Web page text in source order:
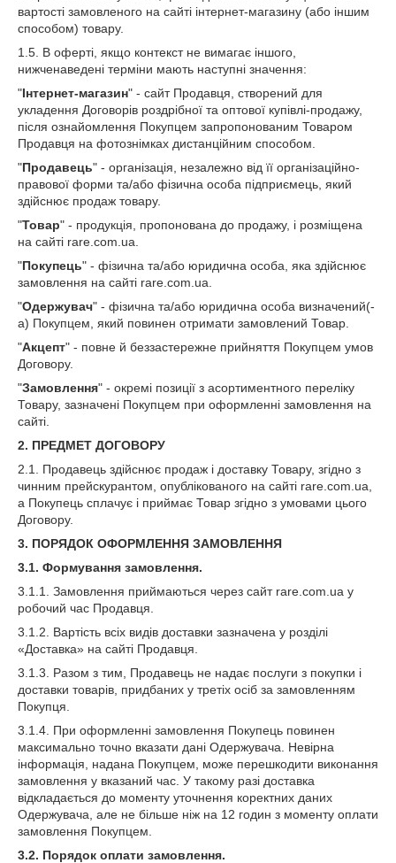
вартості замовленого на сайті інтернет-магазину (або іншим
способом) товару.
1.5. В оферті, якщо контекст не вимагає іншого,
нижченаведені терміни мають наступні значення:
"Інтернет-магазин" - сайт Продавця, створений для
укладення Договорів роздрібної та оптової купівлі-продажу,
після ознайомлення Покупцем запропонованим Товаром
Продавця на фотознімках дистанційним способом.
"Продавець" - організація, незалежно від її організаційно-
правової форми та/або фізична особа підприємець, який
здійснює продаж товару.
"Товар" - продукція, пропонована до продажу, і розміщена
на сайті rare.com.ua.
"Покупець" - фізична та/або юридична особа, яка здійснює
замовлення на сайті rare.com.ua.
"Одержувач" - фізична та/або юридична особа визначений(-
а) Покупцем, який повинен отримати замовлений Товар.
"Акцепт" - повне й беззастережне прийняття Покупцем умов
Договору.
"Замовлення" - окремі позиції з асортиментного переліку
Товару, зазначені Покупцем при оформленні замовлення на
сайті.
2. ПРЕДМЕТ ДОГОВОРУ
2.1. Продавець здійснює продаж і доставку Товару, згідно з
чинним прейскурантом, опублікованого на сайті rare.com.ua,
а Покупець сплачує і приймає Товар згідно з умовами цього
Договору.
3. ПОРЯДОК ОФОРМЛЕННЯ ЗАМОВЛЕННЯ
3.1. Формування замовлення.
3.1.1. Замовлення приймаються через сайт rare.com.ua у
робочий час Продавця.
3.1.2. Вартість всіх видів доставки зазначена у розділі
«Доставка» на сайті Продавця.
3.1.3. Разом з тим, Продавець не надає послуги з покупки і
доставки товарів, придбаних у третіх осіб за замовленням
Покупця.
3.1.4. При оформленні замовлення Покупець повинен
максимально точно вказати дані Одержувача. Невірна
інформація, надана Покупцем, може перешкодити виконання
замовлення у вказаний час. У такому разі доставка
відкладається до моменту уточнення коректних даних
Одержувача, але не більше ніж на 12 годин з моменту оплати
замовлення Покупцем.
3.2. Порядок оплати замовлення.